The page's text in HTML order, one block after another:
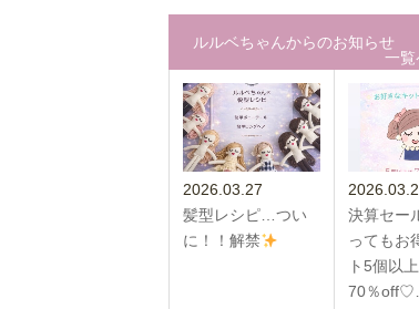
ルルベちゃんからのお知らせ
一覧
2026.03.27
髪型レシピ…つい
に！！解禁
決算セー
ってもお
ト5個以上
70％